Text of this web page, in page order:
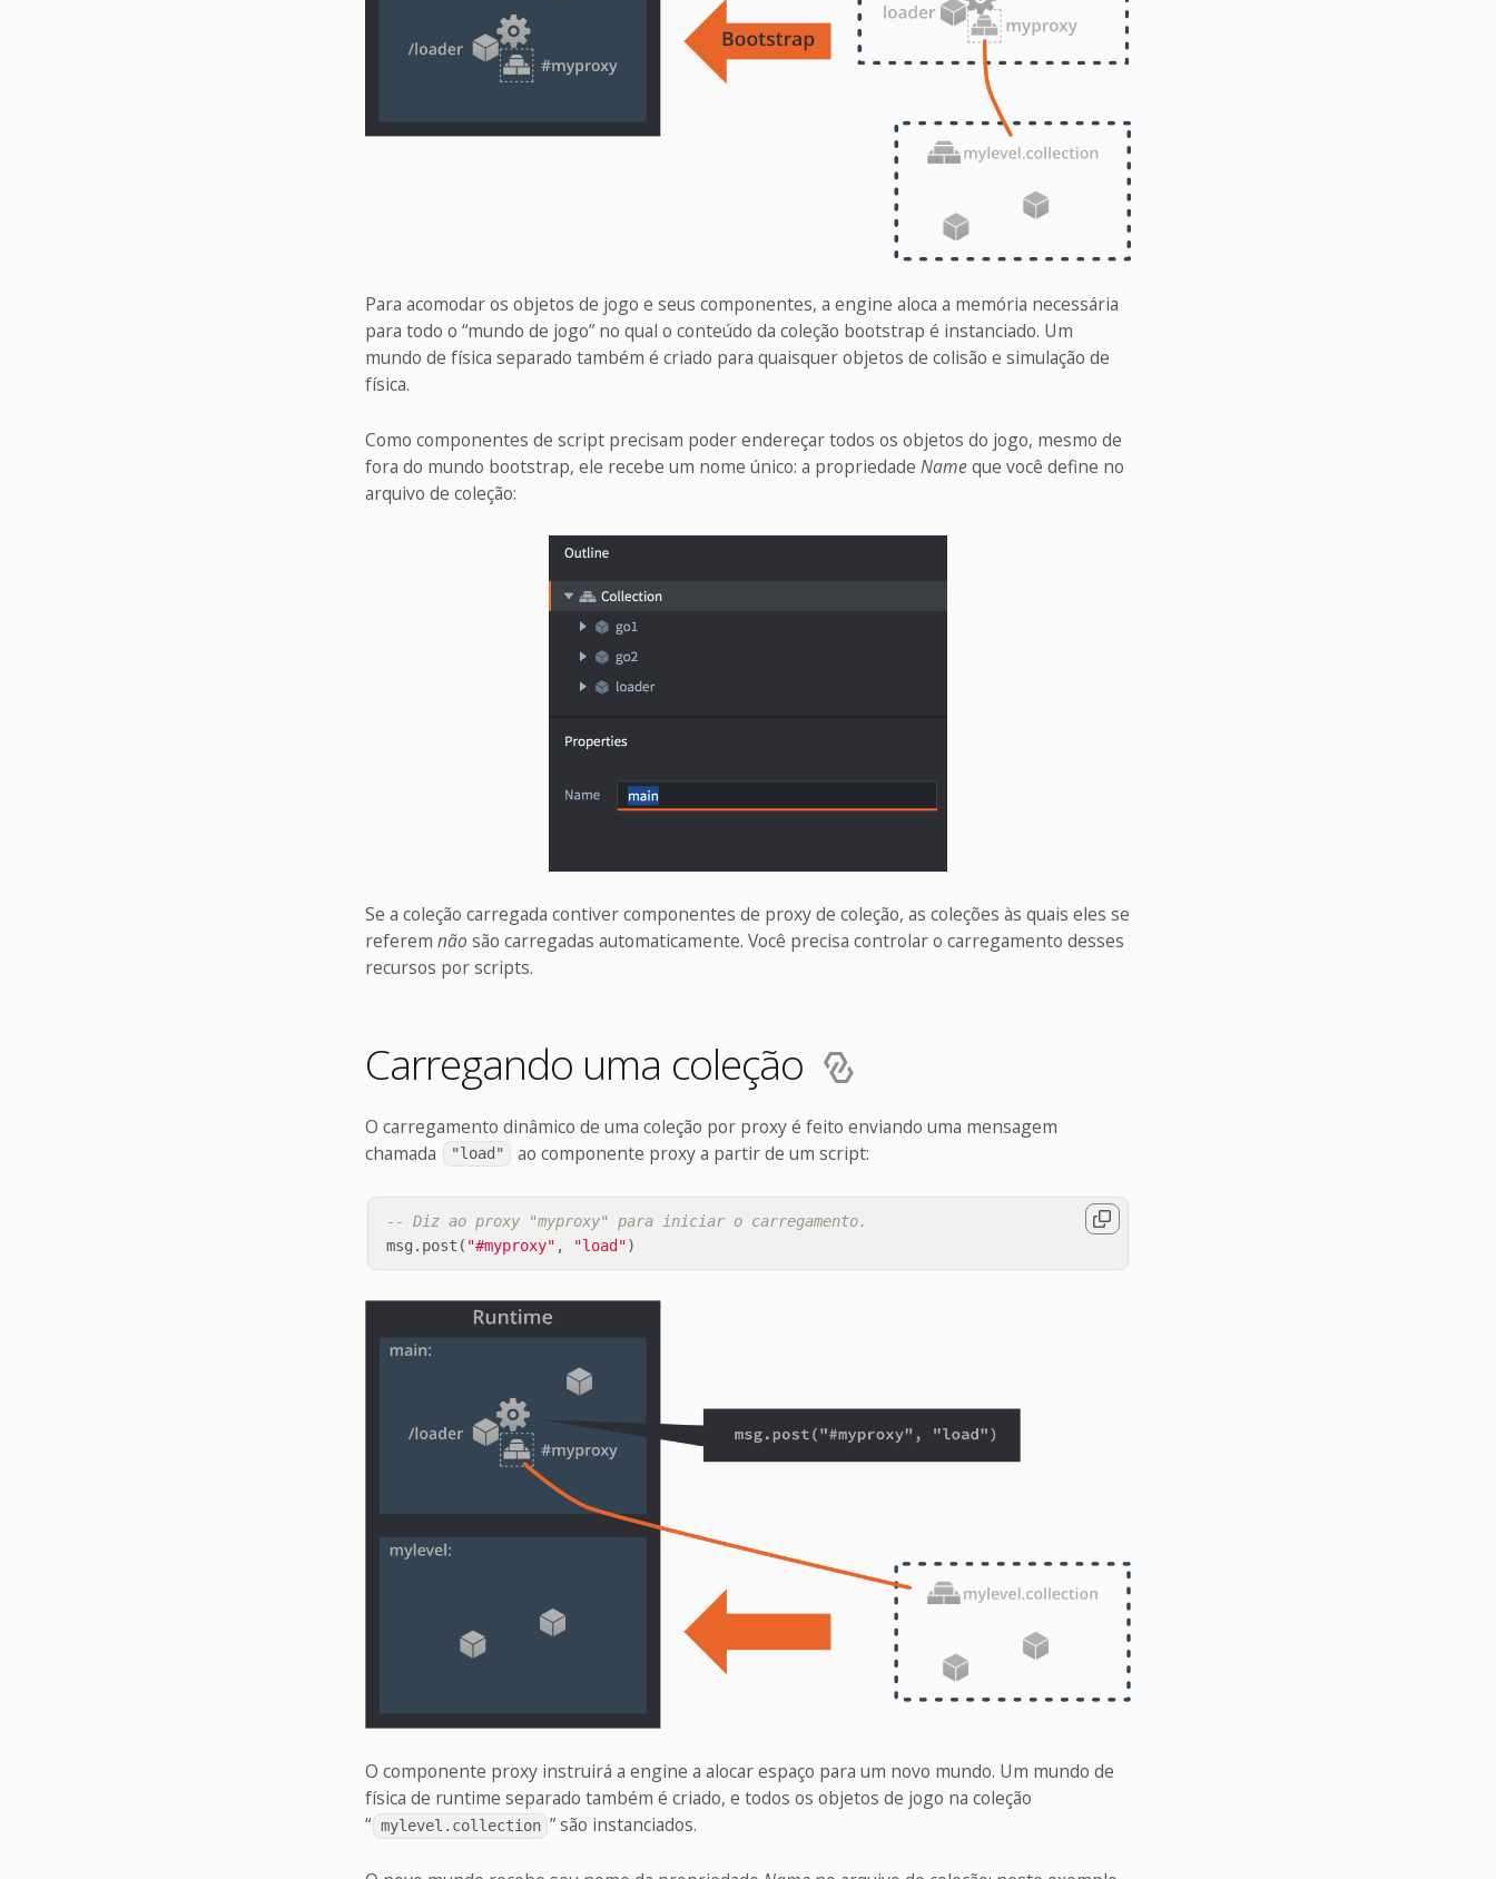
Para acomodar os objetos de jogo e seus componentes, a engine aloca a memória necessária
para todo o “mundo de jogo” no qual o conteúdo da coleção bootstrap é instanciado. Um
mundo de física separado também é criado para quaisquer objetos de colisão e simulação de
física.
Como componentes de script precisam poder endereçar todos os objetos do jogo, mesmo de
fora do mundo bootstrap, ele recebe um nome único: a propriedade Nameque você define no
arquivo de coleção:
Se a coleção carregada contiver componentes de proxy de coleção, as coleções às quais eles se
referem não são carregadas automaticamente. Você precisa controlar o carregamento desses
recursos por scripts.
Carregando uma coleção
O carregamento dinâmico de uma coleção por proxy é feito enviando uma mensagem
chamada
"load" ao componente proxy a partir de um script:
-- Diz ao proxy "myproxy" para iniciar o carregamento.
msg . post ( "#myproxy" , "load")
O componente proxy instruirá a engine a alocar espaço para um novo mundo. Um mundo de
física de runtime separado também é criado, e todos os objetos de jogo na coleção
“ mylevel.collection ” são instanciados.